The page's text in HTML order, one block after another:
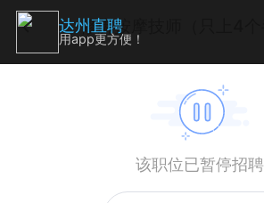
该职位已暂停招聘
达州直聘
用app更方便！